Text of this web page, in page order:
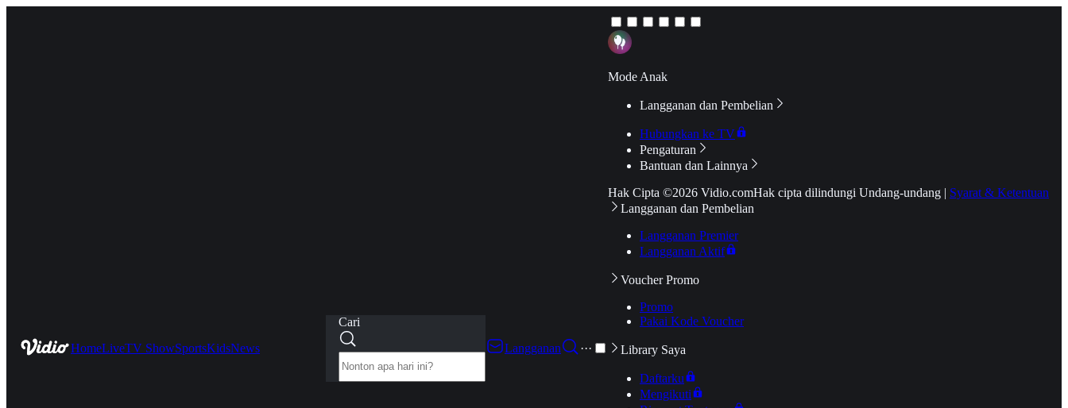
HomeLiveTV ShowSportsKidsNews
Cari
Langganan
···
Mode Anak
Langganan dan Pembelian
Hubungkan ke TV
Pengaturan
Bantuan dan Lainnya
Hak Cipta ©2026 Vidio.comHak cipta dilindungi Undang-undang | Syarat & Ketentuan
Langganan dan Pembelian
Langganan Premier
Langganan Aktif
Voucher Promo
Promo
Pakai Kode Voucher
Library Saya
Daftarku
Mengikuti